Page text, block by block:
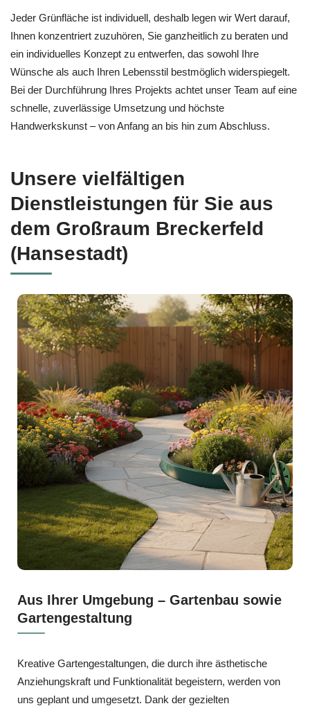
Jeder Grünfläche ist individuell, deshalb legen wir Wert darauf,
Ihnen konzentriert zuzuhören, Sie ganzheitlich zu beraten und
ein individuelles Konzept zu entwerfen, das sowohl Ihre
Wünsche als auch Ihren Lebensstil bestmöglich widerspiegelt.
Bei der Durchführung Ihres Projekts achtet unser Team auf eine
schnelle, zuverlässige Umsetzung und höchste
Handwerkskunst – von Anfang an bis hin zum Abschluss.
Unsere vielfältigen
Dienstleistungen für Sie aus
dem Großraum Breckerfeld
(Hansestadt)
Aus Ihrer Umgebung – Gartenbau sowie
Gartengestaltung
Kreative Gartengestaltungen, die durch ihre ästhetische
Anziehungskraft und Funktionalität begeistern, werden von
uns geplant und umgesetzt. Dank der gezielten